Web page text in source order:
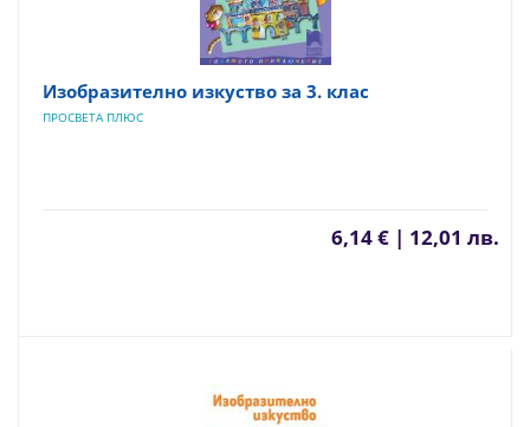
Изобразително изкуство за 3. клас
ПРОСВЕТА ПЛЮС
6,14 € | 12,01 лв.